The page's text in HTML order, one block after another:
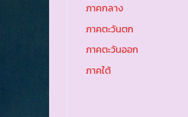
ภาคกลาง
ภาคตะวันตก
ภาคตะวันออก
ภาคใต้